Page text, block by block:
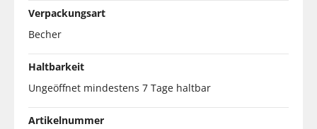
Verpackungsart
Becher
Haltbarkeit
Ungeöffnet mindestens 7 Tage haltbar
Artikelnummer